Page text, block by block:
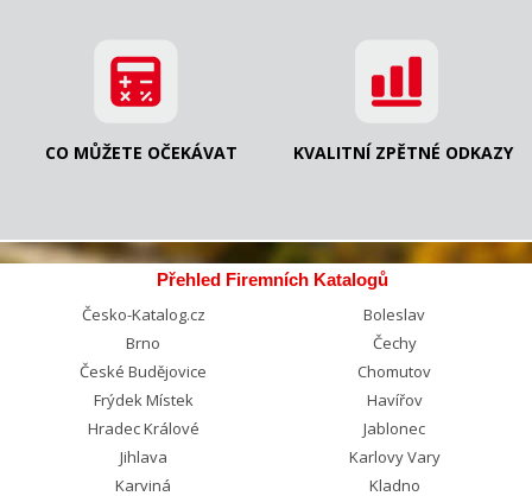
CO MŮŽETE OČEKÁVAT KVALITNÍ ZPĚTNÉ ODKAZY
Přehled Firemních Katalogů
Česko-Katalog.cz
Boleslav
Brno
Čechy
České Budějovice
Chomutov
Frýdek Místek
Havířov
Hradec Králové
Jablonec
Jihlava
Karlovy Vary
Karviná
Kladno